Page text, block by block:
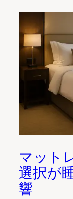
マット
選択が
響